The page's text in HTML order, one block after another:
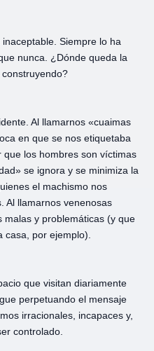
Siempre lo ha
nunca. ¿Dónde queda la
Al llamarnos «cuaimas
en que se nos etiquetaba
que los hombres son víctimas
se ignora y se minimiza la
el machismo nos
Al llamarnos venenosas
y problemáticas (y que
por ejemplo).
que visitan diariamente
perpetuando el mensaje
irracionales, incapaces y,
controlado.